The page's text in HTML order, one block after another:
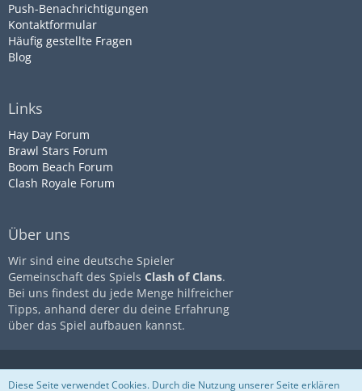
Push-Benachrichtigungen
Kontaktformular
Häufig gestellte Fragen
Blog
Links
Hay Day Forum
Brawl Stars Forum
Boom Beach Forum
Clash Royale Forum
Über uns
Wir sind eine deutsche Spieler
Gemeinschaft des Spiels Clash of Clans.
Bei uns findest du jede Menge hilfreicher
Tipps, anhand derer du deine Erfahrung
über das Spiel aufbauen kannst.
Diese Seite ist nicht mit dem
UnternehmenSupercellassoziiert
Impressum
Datenschutz
Nutzungsbestimmungen
Diese Seite verwendet Cookies. Durch die Nutzung unserer Seite erklären